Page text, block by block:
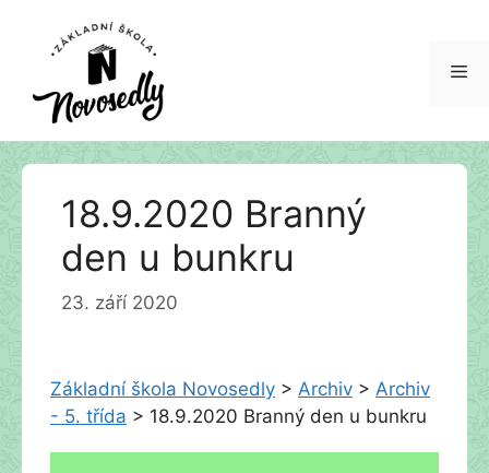
Přeskočit
18.9.2020 Branný
den u bunkru
23. září 2020
Základní škola Novosedly > Archiv > Archiv
- 5. třída > 18.9.2020 Branný den u bunkru